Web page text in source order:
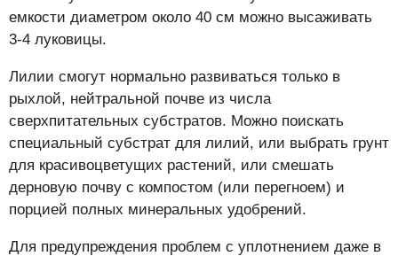
емкости диаметром около 40 см можно высаживать
3-4 луковицы.
Лилии смогут нормально развиваться только в
рыхлой, нейтральной почве из числа
сверхпитательных субстратов. Можно поискать
специальный субстрат для лилий, или выбрать грунт
для красивоцветущих растений, или смешать
дерновую почву с компостом (или перегноем) и
порцией полных минеральных удобрений.
Для предупреждения проблем с уплотнением даже в